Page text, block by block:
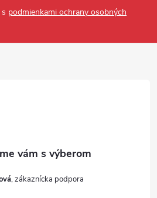
podmienkami ochrany osobných